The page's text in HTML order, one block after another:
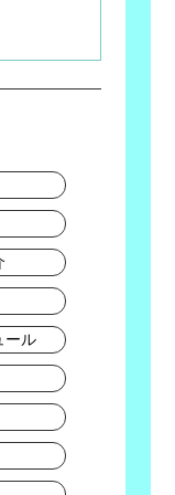
ール